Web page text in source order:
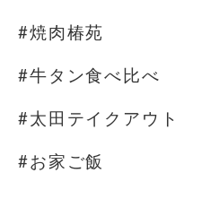
#焼肉椿苑
#牛タン食べ比べ
#太田テイクアウト
#お家ご飯